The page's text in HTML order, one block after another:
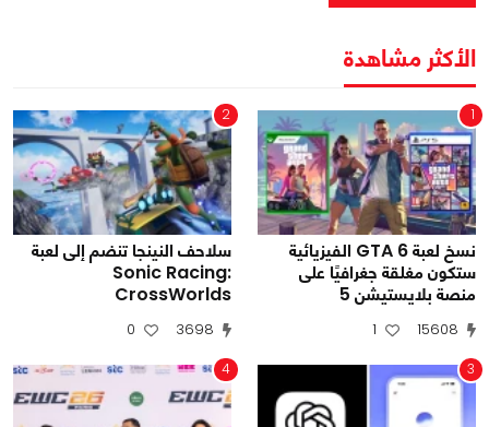
الأكثر مشاهدة
1
نسخ لعبة GTA 6 الفيزيائية
ستكون مغلقة جغرافيًا على
منصة بلايستيشن 5
15608
1
2
سلاحف النينجا تنضم إلى لعبة
Sonic Racing:
CrossWorlds
3698
0
3
4